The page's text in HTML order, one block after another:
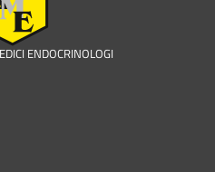
ENDOCRINOLOGI